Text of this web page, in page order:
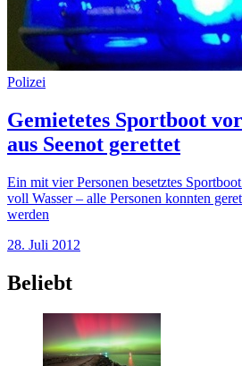
Polizei
Gemietetes Sportboot
aus Seenot gerettet
Ein mit vier Personen besetztes
voll Wasser – alle Personen konnten
werden
28. Juli 2012
Beliebt